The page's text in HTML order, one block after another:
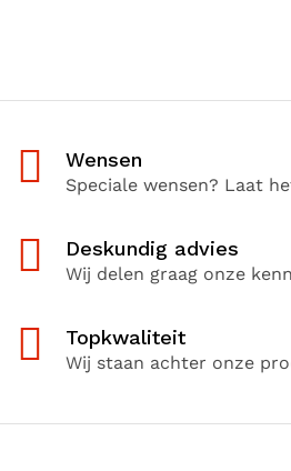
Wensen
Speciale wensen? Laat
Deskundig advies
Wij delen graag onze
Topkwaliteit
Wij staan achter onze